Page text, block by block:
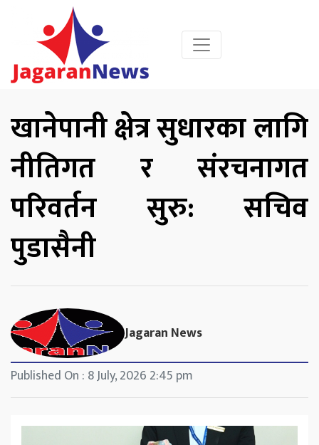
खानेपानी क्षेत्र सुधारका लागि
नीतिगत र संरचनागत
परिवर्तन सुरु: सचिव
पुडासैनी
Jagaran News
Published On : 8 July, 2026 2:45 pm